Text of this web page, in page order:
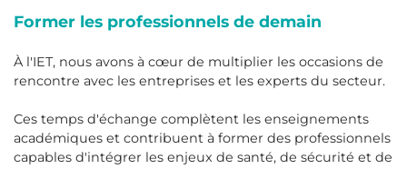
Former les professionnels de demain
À l'IET, nous avons à cœur de multiplier les occasions de
rencontre avec les entreprises et les experts du secteur.
Ces temps d'échange complètent les enseignements
académiques et contribuent à former des professionnels
capables d'intégrer les enjeux de santé, de sécurité et de